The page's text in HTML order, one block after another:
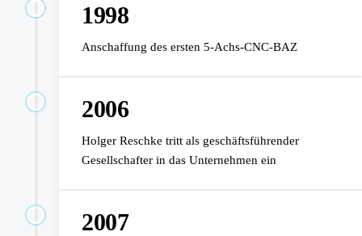
1998
Anschaffung des ersten 5-Achs-CNC-BAZ
2006
Holger Reschke tritt als geschäftsführender
Gesellschafter in das Unternehmen ein
2007